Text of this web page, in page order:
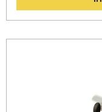
das Gesamtgewicht
reduziert. So
kraftvollen, satten
und bietet damit